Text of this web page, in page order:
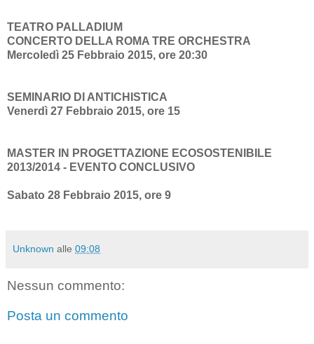
TEATRO PALLADIUM
CONCERTO DELLA ROMA TRE ORCHESTRA
Mercoledì 25 Febbraio 2015, ore 20:30
SEMINARIO DI ANTICHISTICA
Venerdì 27 Febbraio 2015, ore 15
MASTER IN PROGETTAZIONE ECOSOSTENIBILE
2013/2014 - EVENTO CONCLUSIVO
Sabato 28 Febbraio 2015, ore 9
Unknown alle 09:08
Nessun commento:
Posta un commento